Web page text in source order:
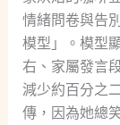
情緒問卷與告
模型」。模型
右、家屬發言
減少約百分之
傳，因為她總